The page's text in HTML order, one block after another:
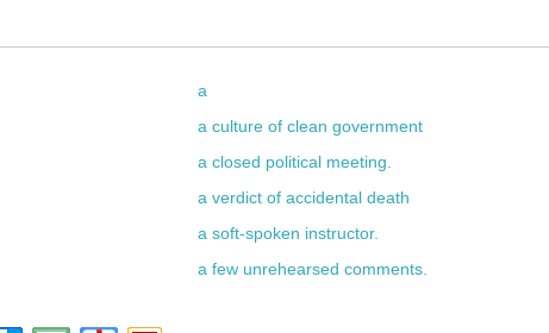
a
a culture of clean government
a closed political meeting.
a verdict of accidental death
a soft-spoken instructor.
a few unrehearsed comments.